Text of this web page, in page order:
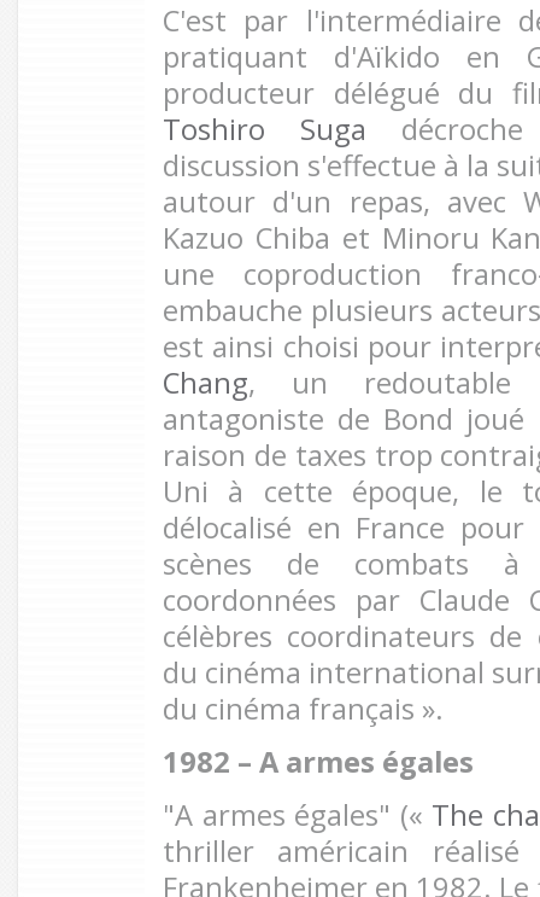
C'est par l'intermédiaire
pratiquant d'Aïkido en
producteur délégué du
Toshiro Suga
discussion s'effectue à la
autour d'un repas, avec
Kazuo Chiba et Minoru
une coproduction
embauche plusieurs
est ainsi choisi pour
Chang, un redoutable
antagoniste de Bond joué
raison de taxes trop
Uni à cette époque, le
délocalisé en France
scènes de combats
coordonnées par Claude
célèbres coordinateurs de
du cinéma international
du cinéma français ».
1982 – A armes égales
"A armes égales" (« The
thriller américain
Frankenheimer en 1982.